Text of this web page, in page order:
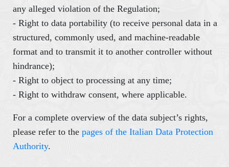
any alleged violation of the Regulation;
- Right to data portability (to receive personal data in a
structured, commonly used, and machine-readable
format and to transmit it to another controller without
hindrance);
- Right to object to processing at any time;
- Right to withdraw consent, where applicable.
For a complete overview of the data subject’s rights,
please refer to the pages of the Italian Data Protection
Authority.